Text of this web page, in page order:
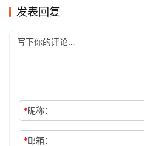
发表回复
*昵称：
*邮箱：